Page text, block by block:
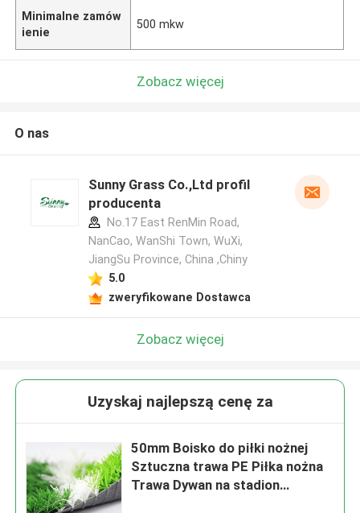
Minimalne zamów
ienie
500 mkw
Zobacz więcej
O nas
Sunny Grass Co.,Ltd profil
producenta
No.17 East RenMin Road,
NanCao, WanShi Town, WuXi,
JiangSu Province, China ,Chiny
5.0
zweryfikowane Dostawca
Zobacz więcej
Uzyskaj najlepszą cenę za
50mm Boisko do piłki nożnej
Sztuczna trawa PE Piłka nożna
Trawa Dywan na stadion